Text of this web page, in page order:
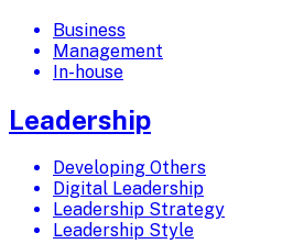
Business
Management
In-house
Leadership
Developing Others
Digital Leadership
Leadership Strategy
Leadership Style